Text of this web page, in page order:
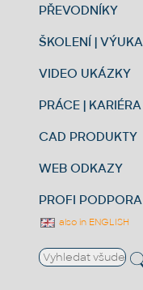
PŘEVODNÍKY
ŠKOLENÍ | VÝUKA
VIDEO UKÁZKY
PRÁCE | KARIÉRA
CAD PRODUKTY
WEB ODKAZY
PROFI PODPORA
also in ENGLISH